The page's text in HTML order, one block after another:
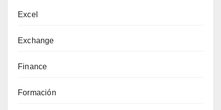
Excel
Exchange
Finance
Formación